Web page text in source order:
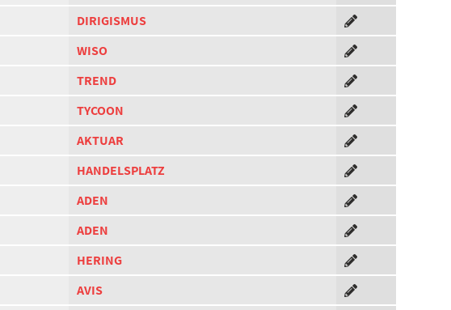
DIRIGISMUS
WISO
TREND
TYCOON
AKTUAR
HANDELSPLATZ
ADEN
ADEN
HERING
AVIS